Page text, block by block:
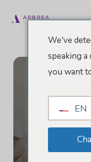
para
conteúdo
We've
speaking
you want
EN